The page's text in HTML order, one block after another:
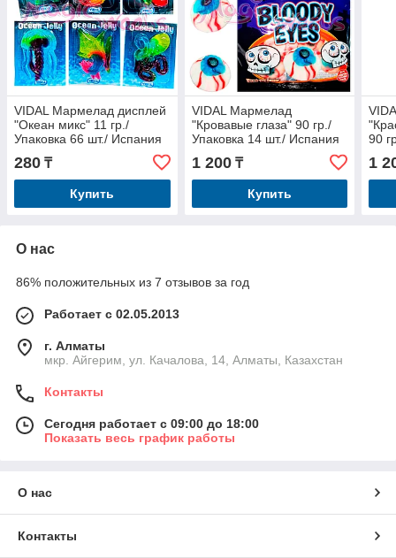
VIDAL Мармелад дисплей
"Океан микс" 11 гр./
Упаковка 66 шт./ Испания
280 ₸
Купить
VIDAL Мармелад
"Кровавые глаза" 90 гр./
Упаковка 14 шт./ Испания
1 200₸
Купить
90
1
О нас
86% положительных из 7 отзывов за год
Работает с 02.05.2013
г. Алматы
мкр. Айгерим, ул. Качалова, 14, Алматы, Казахстан
Контакты
Сегодня работает с 09:00 до 18:00
Показать весь график работы
О нас
Контакты